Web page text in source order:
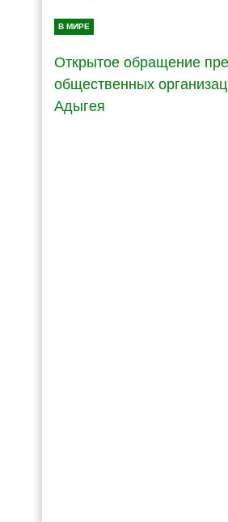
В МИРЕ
Открытое обращение
общественных
Адыгея